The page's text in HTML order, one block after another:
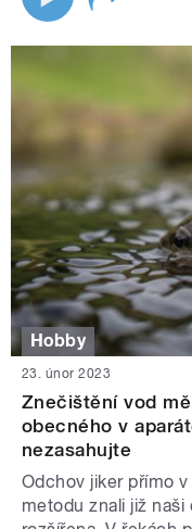
Hobby
23. únor 2023
Znečištění vod
obecného v
nezasahujte
Odchov jiker přímo
metodu znali již